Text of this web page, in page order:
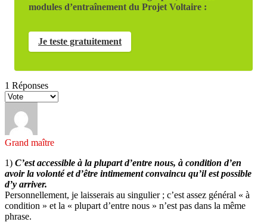
modules d’entraînement du Projet Voltaire :
Je teste gratuitement
1 Réponses
Grand maître
1) C’est accessible à la plupart d’entre nous, à condition d’en
avoir la volonté et d’être intimement convaincu qu’il est possible
d’y arriver.
Personnellement, je laisserais au singulier ; c’est assez général « à
condition » et la « plupart d’entre nous » n’est pas dans la même
phrase.